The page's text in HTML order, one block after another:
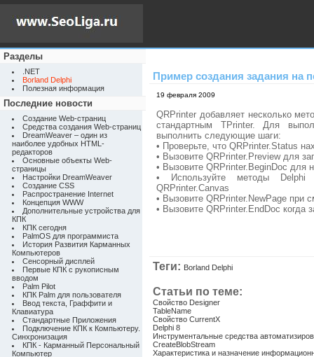
Разделы
.NET
Borland Delphi
Полезная информация
Последние новости
Создание Web-страниц
Средства создания Web-страниц
DreamWeaver – один из
наиболее удобных HTML-
редакторов
Основные объекты Web-
страницы
Настройки DreamWeaver
Создание CSS
Распространение Internet
Концепция WWW
Дополнительные устройства для
КПК
КПК сегодня
PalmOS для программиста
История Развития Карманных
Компьютеров
Сенсорный дисплей
Первые КПК с рукописным
вводом
Palm Pilot
КПК Palm для пользователя
Ввод текста, Граффити и
Клавиатура
Стандартные Приложения
Подключение КПК к Компьютеру.
Синхронизация
КПК - Карманный Персональный
Компьютер
Пример создания задания на
19 февраля 2009
QRPrinter добавляет несколько
стандартным TPrinter. Для
выполнить следующие шаги:
• Проверьте, что QRPrinter.Status
• Вызовите QRPrinter.Preview для
• Вызовите QRPrinter.BeginDoc для
• Используйте методы
QRPrinter.Canvas
• Вызовите QRPrinter.NewPage при
• Вызовите QRPrinter.EndDoc когда
Теги: Borland Delphi
Статьи по теме:
Свойство Designer
TableName
Свойство CurrentX
Delphi 8
Инструментальные средства
CreateBlobStream
Характеристика и назначение